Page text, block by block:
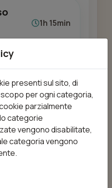
1h 15min
piedi
30min
presenti sul sito, di
per ogni categoria,
parzialmente
categorie
vengono disabilitate,
categoria vengono